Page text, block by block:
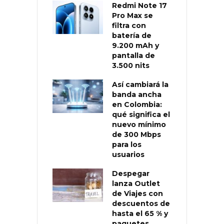
Redmi Note 17
Pro Max se
filtra con
batería de
9.200 mAh y
pantalla de
3.500 nits
Así cambiará la
banda ancha
en Colombia:
qué significa el
nuevo mínimo
de 300 Mbps
para los
usuarios
Despegar
lanza Outlet
de Viajes con
descuentos de
hasta el 65 % y